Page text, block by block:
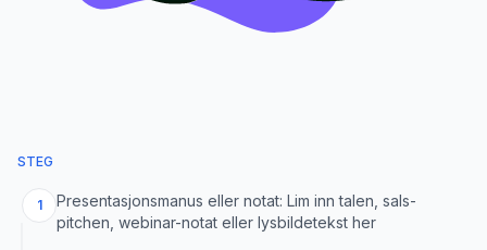
STEG
1
Presentasjonsmanus eller notat: Lim inn talen, sals-
pitchen, webinar-notat eller lysbildetekst her